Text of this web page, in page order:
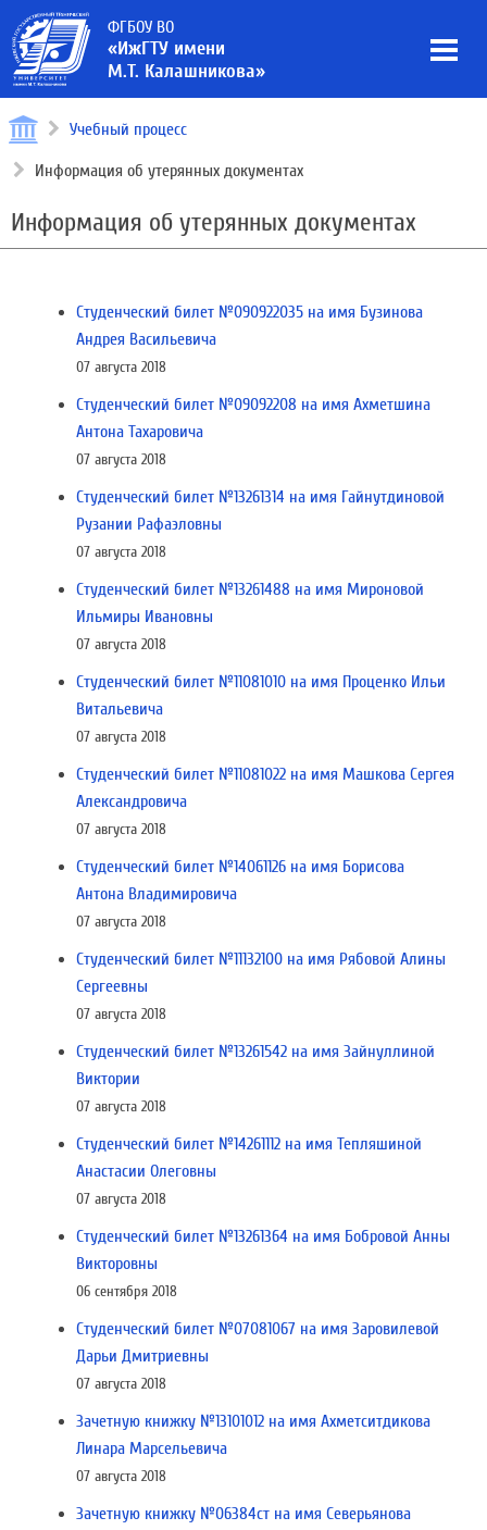
ФГБОУ ВО
«ИжГТУ имени
М.Т. Калашникова»
Учебный процесс
Информация об утерянных документах
Информация об утерянных документах
Студенческий билет №090922035 на имя Бузинова
Андрея Васильевича
07 августа 2018
Студенческий билет №09092208 на имя Ахметшина
Антона Тахаровича
07 августа 2018
Студенческий билет №13261314 на имя Гайнутдиновой
Рузании Рафаэловны
07 августа 2018
Студенческий билет №13261488 на имя Мироновой
Ильмиры Ивановны
07 августа 2018
Студенческий билет №11081010 на имя Проценко Ильи
Витальевича
07 августа 2018
Студенческий билет №11081022 на имя Машкова Сергея
Александровича
07 августа 2018
Студенческий билет №14061126 на имя Борисова
Антона Владимировича
07 августа 2018
Студенческий билет №11132100 на имя Рябовой Алины
Сергеевны
07 августа 2018
Студенческий билет №13261542 на имя Зайнуллиной
Виктории
07 августа 2018
Студенческий билет №14261112 на имя Тепляшиной
Анастасии Олеговны
07 августа 2018
Студенческий билет №13261364 на имя Бобровой Анны
Викторовны
06 сентября 2018
Студенческий билет №07081067 на имя Заровилевой
Дарьи Дмитриевны
07 августа 2018
Зачетную книжку №13101012 на имя Ахметситдикова
Линара Марсельевича
07 августа 2018
Зачетную книжку №06384ст на имя Северьянова